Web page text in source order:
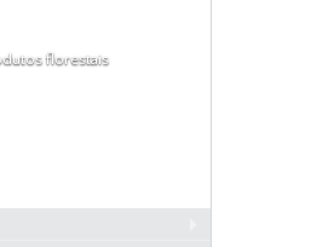
florestais